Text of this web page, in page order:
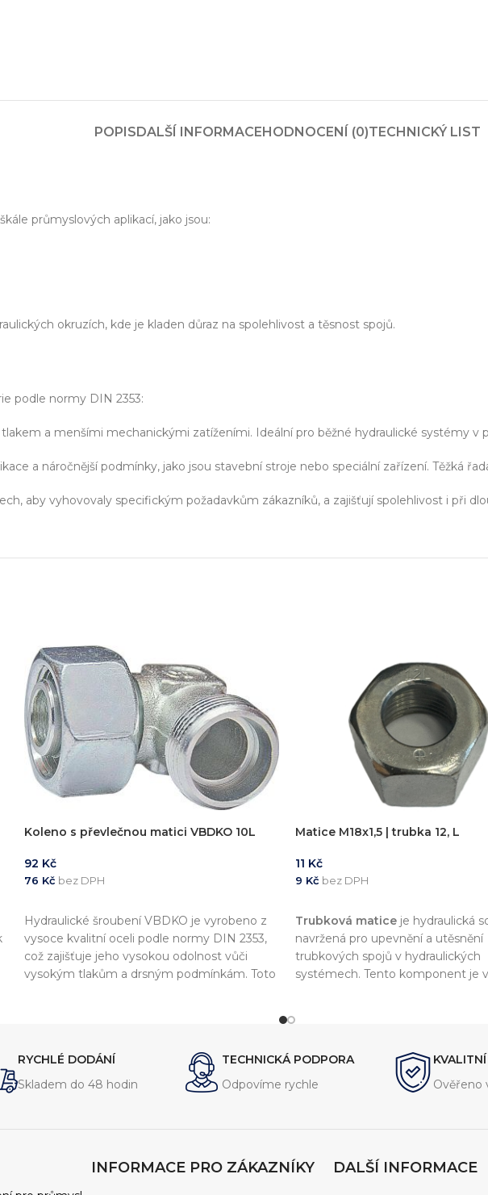
Konstrukce strojePOPISDALŠÍ INFORMACEHODNOCENÍ (0)TECHNICKÝ LIST
průmyslových aplikací, jako jsou:
okruzích, kde je kladen důraz na spolehlivost a těsnost spojů.
podle normy DIN 2353:
tlakem a menšími mechanickými zatíženími. Ideální pro běžné hydraulické systémy v
a náročnější podmínky, jako jsou stavební stroje nebo speciální zařízení. Těžká
aby vyhovovaly specifickým požadavkům zákazníků, a zajišťují spolehlivost i při
Koleno s převlečnou matici VBDKO 10L
92 Kč
76 Kč bez DPH
Hydraulické šroubení VBDKO je vyrobeno z
vysoce kvalitní oceli podle normy DIN 2353,
což zajišťuje jeho vysokou odolnost vůči
vysokým tlakům a drsným podmínkám. Toto
Matice M18x1,5 | trubka 12, L
11 Kč
9 Kč bez DPH
Trubková matice je hydraulická
navržená pro upevnění a utěsnění
trubkových spojů v hydraulických
systémech. Tento komponent je
RYCHLÉ DODÁNÍ
Skladem do 48 hodin
TECHNICKÁ PODPORA
Odpovíme rychle
Ověřeno
INFORMACE PRO ZÁKAZNÍKY DALŠÍ INFORMACE